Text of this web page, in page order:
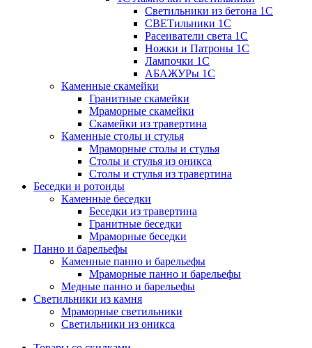
Светильники из бетона 1С
СВЕТильники 1С
Расеиватели света 1С
Ножки и Патроны 1С
Лампочки 1С
АБАЖУРы 1С
Каменные скамейки
Гранитные скамейки
Мраморные скамейки
Скамейки из травертина
Каменные столы и стулья
Мраморные столы и стулья
Столы и стулья из оникса
Столы и стулья из травертина
Беседки и ротонды
Каменные беседки
Беседки из травертина
Гранитные беседки
Мраморные беседки
Панно и барельефы
Каменные панно и барельефы
Мраморные панно и барельефы
Медные панно и барельефы
Светильники из камня
Мраморные светильники
Светильники из оникса